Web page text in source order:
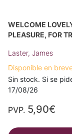
WELCOME
PLEASURE, FOR
Laster, James
Disponible en
Sin stock. Si se
17/08/26
PVP. 5,90€